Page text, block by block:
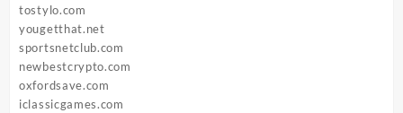
tostylo.com
yougetthat.net
sportsnetclub.com
newbestcrypto.com
oxfordsave.com
iclassicgames.com